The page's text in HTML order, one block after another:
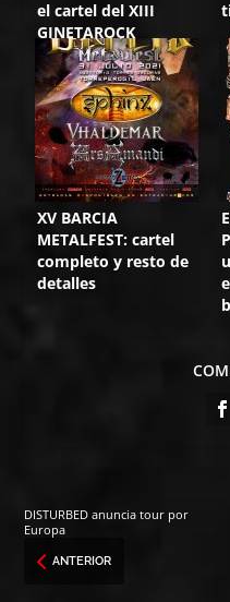
el cartel del XIII
GINETAROCK
XV BARCIA
METALFEST: cartel
completo y resto de
detalles
DISTURBED anuncia tour por
Europa
ANTERIOR